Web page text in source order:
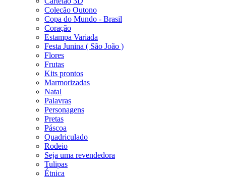
Colecão Outono
Copa do Mundo - Brasil
Coração
Estampa Variada
Festa Junina ( São João )
Flores
Frutas
Kits prontos
Marmorizadas
Natal
Palavras
Personagens
Pretas
Páscoa
Quadriculado
Rodeio
Seja uma revendedora
Tulipas
Étnica